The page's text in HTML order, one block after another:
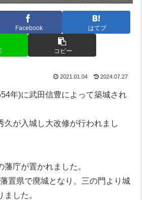
Facebook はてブ
コピー
2021.01.04 2024.07.27
年)に武田信豊によって築城され
久が入城し大改修が行われまし
庁が置かれました。
置県で廃城となり、三の門より城
した。